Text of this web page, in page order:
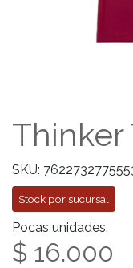
Thinker
SKU:
Stock por sucursal
Pocas unidades.
$ 16.000